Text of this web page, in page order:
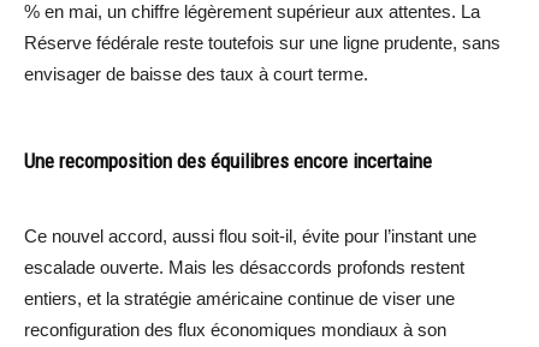
% en mai, un chiffre légèrement supérieur aux attentes. La
Réserve fédérale reste toutefois sur une ligne prudente, sans
envisager de baisse des taux à court terme.
Une recomposition des équilibres encore incertaine
Ce nouvel accord, aussi flou soit-il, évite pour l’instant une
escalade ouverte. Mais les désaccords profonds restent
entiers, et la stratégie américaine continue de viser une
reconfiguration des flux économiques mondiaux à son